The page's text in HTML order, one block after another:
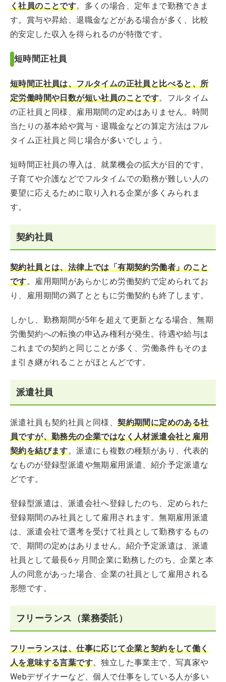
く社員のことです。多くの場合、定年まで勤務できま
す。賞与や昇給、退職金などがある場合が多く、比較
的安定した収入を得られるのが特徴です。
短時間正社員
短時間正社員は、フルタイムの正社員と比べると、所
定労働時間や日数が短い社員のことです。フルタイム
の正社員と同様、雇用期間の定めはありません。時間
当たりの基本給や賞与・退職金などの算定方法はフル
タイム正社員と同じ場合が多いでしょう。
短時間正社員の導入は、就業機会の拡大が目的です。
子育てや介護などでフルタイムでの勤務が難しい人の
要望に応えるために取り入れる企業が多くみられま
す。
契約社員
契約社員とは、法律上では「有期契約労働者」のこと
です。雇用期間があらかじめ労働契約で定められてお
り、雇用期間の満了とともに労働契約も終了します。
しかし、勤務期間が5年を超えて更新となる場合、無期
労働契約への転換の申込み権利が発生。待遇や給与は
これまでの契約と同じことが多く、労働条件もそのま
ま引き継がれることがほとんどです。
派遣社員
派遣社員も契約社員と同様、契約期間に定めのある社
員ですが、勤務先の企業ではなく人材派遣会社と雇用
契約を結びます。派遣にも複数の種類があり、代表的
なものが登録型派遣や無期雇用派遣、紹介予定派遣な
どです。
登録型派遣は、派遣会社へ登録したのち、定められた
登録期間のみ社員として雇用されます。無期雇用派遣
は、派遣会社で選考を受けて社員として勤務するもの
で、期間の定めはありません。紹介予定派遣は、派遣
社員として最長6ヶ月間企業に勤務したのち、企業と本
人の同意があった場合、企業の社員として雇用される
形態です。
フリーランス（業務委託）
フリーランスは、仕事に応じて企業と契約をして働く
人を意味する言葉です。独立した事業主で、写真家や
Webデザイナーなど、個人で仕事をしている人が多い